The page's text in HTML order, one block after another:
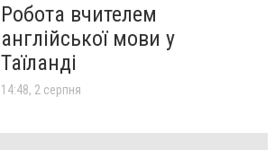
Робота вчителем
англійської мови у
Таїланді
14:48, 2 серпня